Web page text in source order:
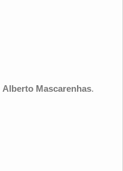
Alberto Mascarenhas.